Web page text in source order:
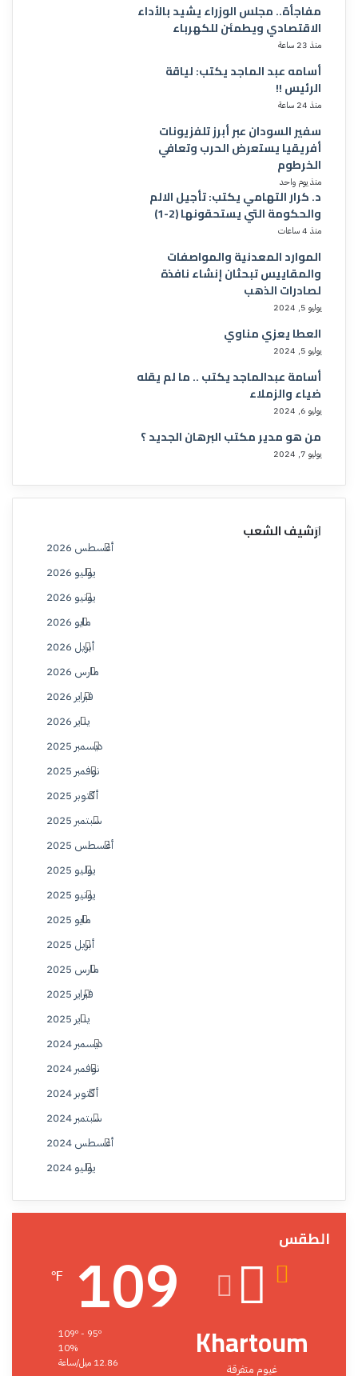
مفاجأة.. مجلس الوزراء يشيد بالأداء
الاقتصادي ويطمئن للكهرباء
منذ 23 ساعة
أسامه عبد الماجد يكتب: لياقة
الرئيس !!
منذ 24 ساعة
سفير السودان عبر أبرز تلفزيونات
أفريقيا يستعرض الحرب وتعافي
الخرطوم
منذ يوم واحد
د. كرار التهامي يكتب: تأجيل الالم
والحكومة التي يستحقونها (2-1)
منذ 4 ساعات
الموارد المعدنية والمواصفات
والمقاييس تبحثان إنشاء نافذة
لصادرات الذهب
يوليو 5, 2024
العطا يعزي مناوي
يوليو 5, 2024
أسامة عبدالماجد يكتب .. ما لم يقله
ضياء والزملاء
يوليو 6, 2024
من هو مدير مكتب البرهان الجديد ؟
يوليو 7, 2024
ارشيف الشعب
أغسطس 2026
يوليو 2026
يونيو 2026
مايو 2026
أبريل 2026
مارس 2026
فبراير 2026
يناير 2026
ديسمبر 2025
نوفمبر 2025
أكتوبر 2025
سبتمبر 2025
أغسطس 2025
يوليو 2025
يونيو 2025
مايو 2025
أبريل 2025
مارس 2025
فبراير 2025
يناير 2025
ديسمبر 2024
نوفمبر 2024
أكتوبر 2024
سبتمبر 2024
أغسطس 2024
يوليو 2024
الطقس
Khartoum
غيوم متفرقة
109
℉
109º - 95º
10%
12.86 ميل/ساعة